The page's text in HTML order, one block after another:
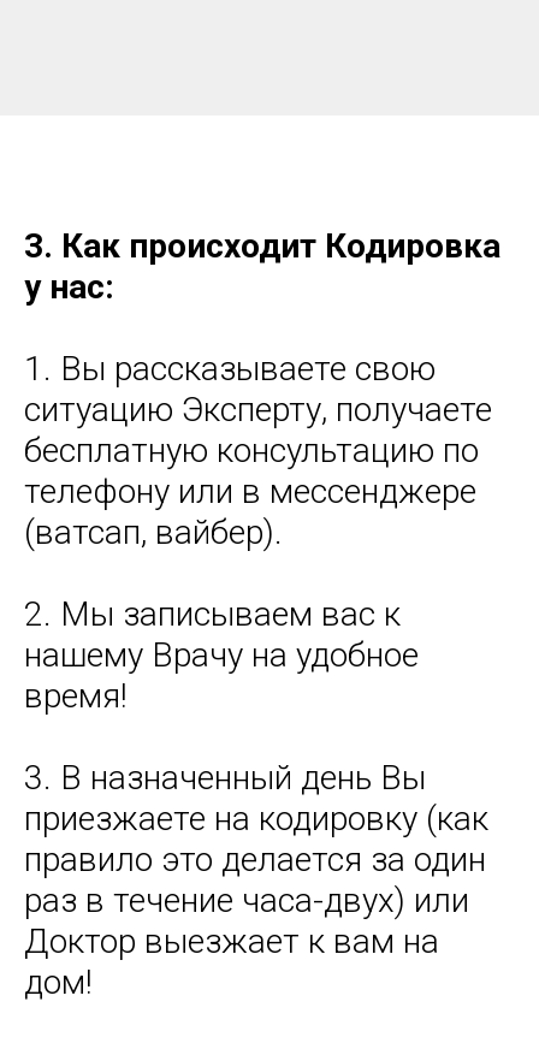
3. Как происходит Кодировка
у нас:
1. Вы рассказываете свою
ситуацию Эксперту, получаете
бесплатную консультацию по
телефону или в мессенджере
(ватсап, вайбер).
2. Мы записываем вас к
нашему Врачу на удобное
время!
3. В назначенный день Вы
приезжаете на кодировку (как
правило это делается за один
раз в течение часа-двух) или
Доктор выезжает к вам на
дом!